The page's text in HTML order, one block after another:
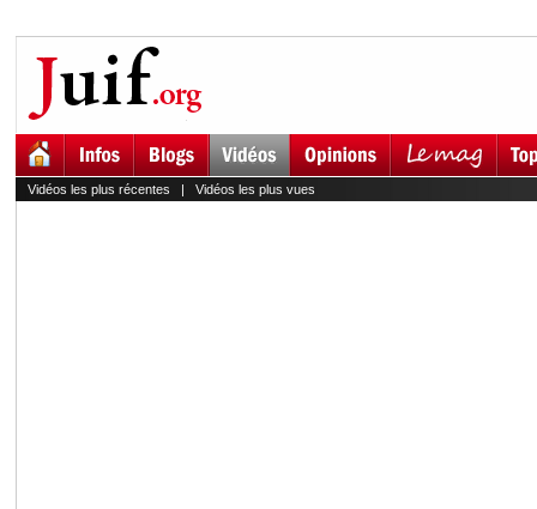
Vidéos les plus récentes | Vidéos les plus vues